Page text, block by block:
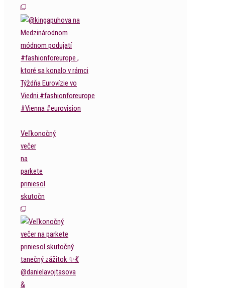
Veľkonočný
večer
na
parkete
priniesol
skutočn